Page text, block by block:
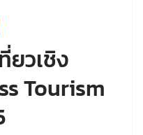
ยวเชิง
Tourism